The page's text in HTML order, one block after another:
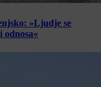
»Ljudje se
odnosa«